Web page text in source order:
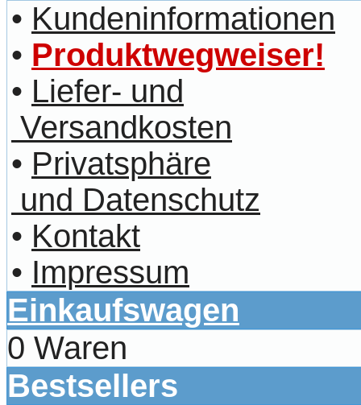
• Kundeninformationen
• Produktwegweiser!
• Liefer- und
Versandkosten
• Privatsphäre
und Datenschutz
• Kontakt
• Impressum
Einkaufswagen
0 Waren
Bestsellers